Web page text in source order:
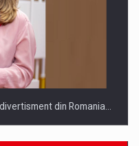
din Romania…